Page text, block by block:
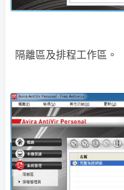
隔離區及排程工作區。